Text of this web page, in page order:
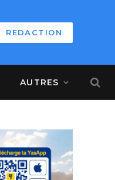
REDACTION
AUTRES